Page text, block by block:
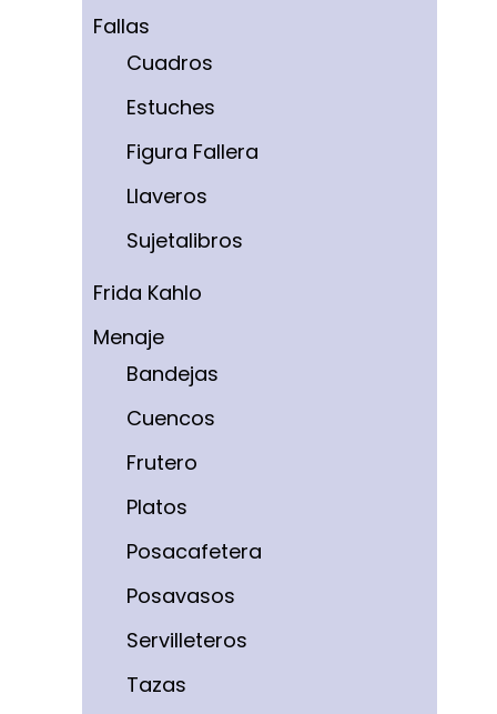
Fallas
Cuadros
Estuches
Figura Fallera
Llaveros
Sujetalibros
Frida Kahlo
Menaje
Bandejas
Cuencos
Frutero
Platos
Posacafetera
Posavasos
Servilleteros
Tazas